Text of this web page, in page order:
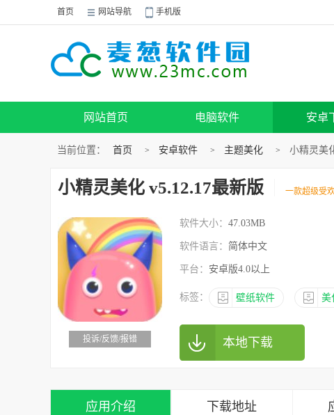
首页 网站导航 手机版
网站首页 电脑软件 安卓
当前位置： 首页 > 安卓软件 > 主题美化 > 小精灵美
小精灵美化 v5.12.17最新版 一款超级受
投诉/反馈/报错
软件大小： 47.03MB
软件语言： 简体中文
平台： 安卓版4.0以上
标签： 壁纸软件 美
本地下载
应用介绍 下载地址